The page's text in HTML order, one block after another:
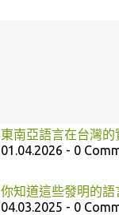
東南亞語言在台灣的
01.04.2026 - 0
你知道這些發明的語
04.03.2025 - 0